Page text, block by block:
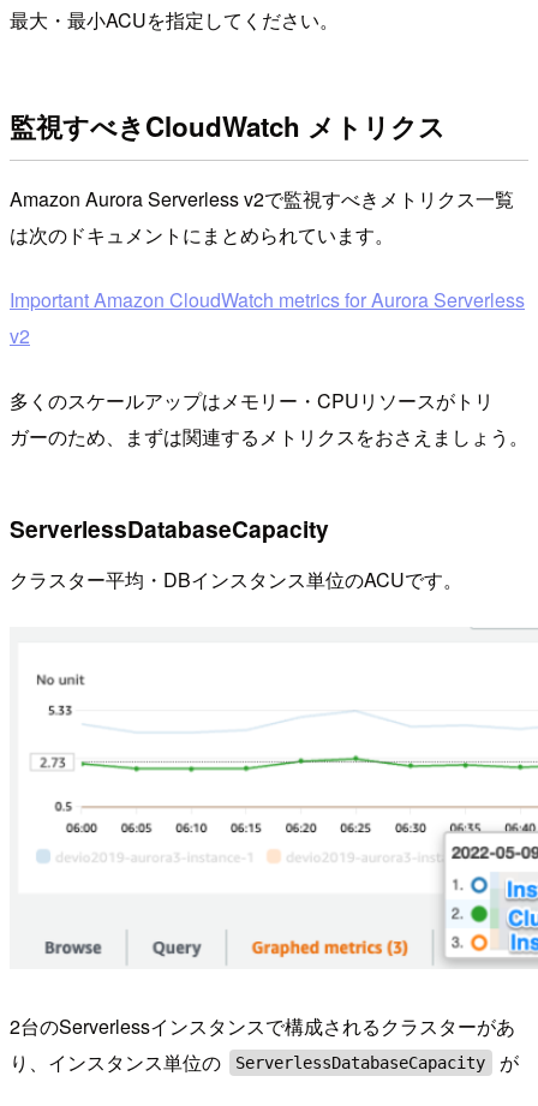
最大・最小ACUを指定してください。
監視すべきCloudWatch メトリクス
Amazon Aurora Serverless v2で監視すべきメトリクス一覧
は次のドキュメントにまとめられています。
Important Amazon CloudWatch metrics for Aurora Serverless
v2
多くのスケールアップはメモリー・CPUリソースがトリ
ガーのため、まずは関連するメトリクスをおさえましょう。
ServerlessDatabaseCapacity
クラスター平均・DBインスタンス単位のACUです。
2台のServerlessインスタンスで構成されるクラスターがあ
り、インスタンス単位の
ServerlessDatabaseCapacity が